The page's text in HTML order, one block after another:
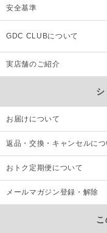
安全基準
GDC CLUBについて
実店舗のご紹介
シ
お届けについて
返品・交換・キャンセルにつ
おトク定期便について
メールマガジン登録・解除
こ